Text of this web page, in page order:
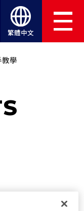
繁體中文
學